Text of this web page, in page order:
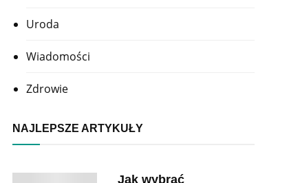
Uroda
Wiadomości
Zdrowie
NAJLEPSZE ARTYKUŁY
Jak wybrać